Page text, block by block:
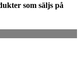
som säljs på